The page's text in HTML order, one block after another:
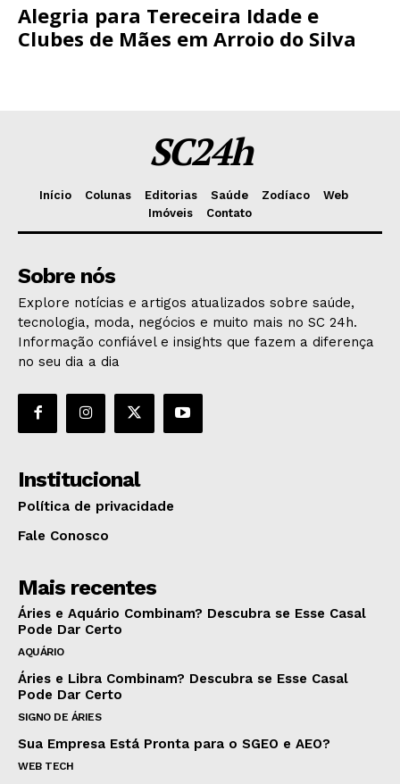
Alegria para Tereceira Idade e
Clubes de Mães em Arroio do Silva
SC24h
Início Colunas Editorias Saúde Zodíaco
Web
Imóveis
Contato
Sobre nós
Explore notícias e artigos atualizados sobre saúde,
tecnologia, moda, negócios e muito mais no SC 24h.
Informação confiável e insights que fazem a diferença
no seu dia a dia
Institucional
Política de privacidade
Fale Conosco
Mais recentes
Áries e Aquário Combinam? Descubra se Esse Casal
Pode Dar Certo
AQUÁRIO
Áries e Libra Combinam? Descubra se Esse Casal
Pode Dar Certo
SIGNO DE ÁRIES
Sua Empresa Está Pronta para o SGEO e AEO?
WEB TECH